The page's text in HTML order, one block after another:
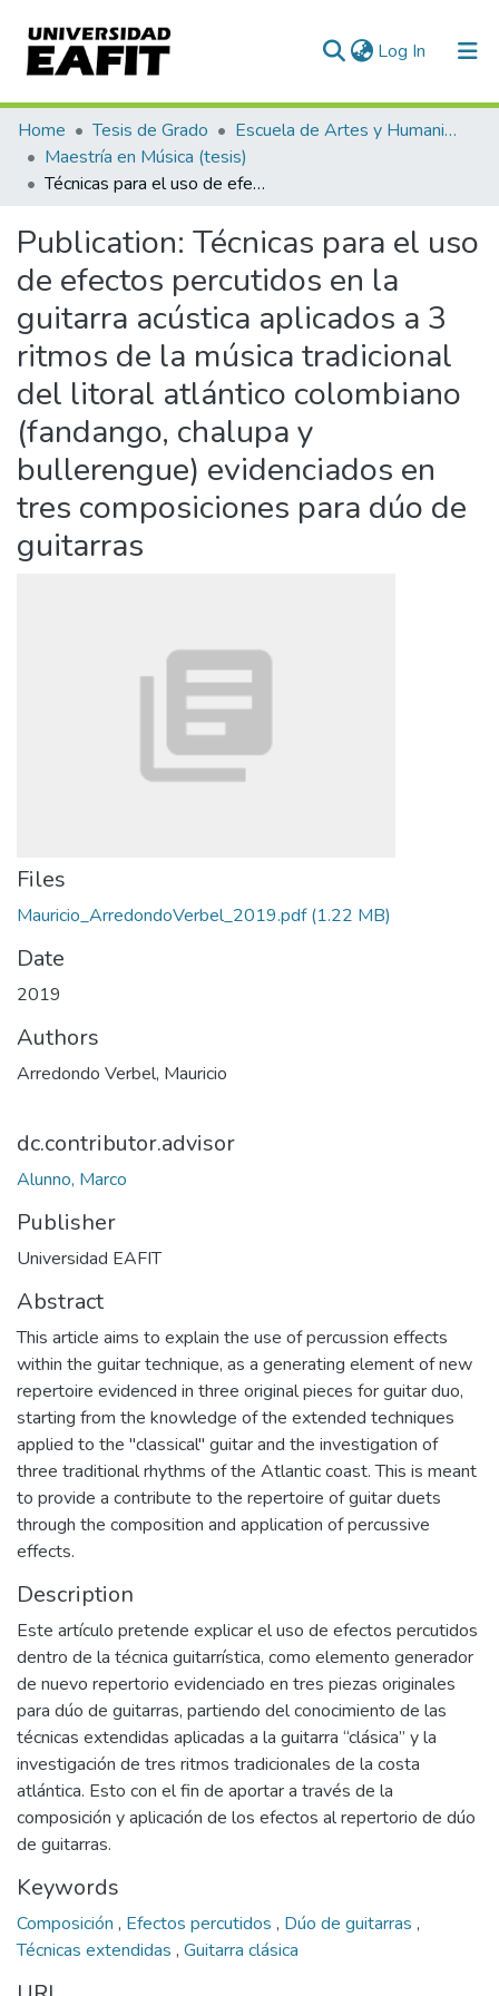
Log In (current)
Communities & Collections
All of DSpace
Home Tesis de Grado
Escuela de Artes y Humanidades
Maestría en Música (tesis)
Técnicas para el uso de efectos percutidos en la guitarra acústica aplicados a 3 ritmos de la música tradicional del litoral atlántico colombiano (fandango, chalupa y bullerengue) evidenciados en tres composiciones para dúo de guitarras
Publication: Técnicas para el uso
de efectos percutidos en la
guitarra acústica aplicados a 3
ritmos de la música tradicional
del litoral atlántico colombiano
(fandango, chalupa y
bullerengue) evidenciados en
tres composiciones para dúo de
guitarras
Files
Mauricio_ArredondoVerbel_2019.pdf(1.22 MB)
Date
2019
Authors
Arredondo Verbel, Mauricio
dc.contributor.advisor
Alunno, Marco
Publisher
Universidad EAFIT
Abstract
This article aims to explain the use of percussion effects
within the guitar technique, as a generating element of new
repertoire evidenced in three original pieces for guitar duo,
starting from the knowledge of the extended techniques
applied to the "classical" guitar and the investigation of
three traditional rhythms of the Atlantic coast. This is meant
to provide a contribute to the repertoire of guitar duets
through the composition and application of percussive
effects.
Description
Este artículo pretende explicar el uso de efectos percutidos
dentro de la técnica guitarrística, como elemento generador
de nuevo repertorio evidenciado en tres piezas originales
para dúo de guitarras, partiendo del conocimiento de las
técnicas extendidas aplicadas a la guitarra “clásica” y la
investigación de tres ritmos tradicionales de la costa
atlántica. Esto con el fin de aportar a través de la
composición y aplicación de los efectos al repertorio de dúo
de guitarras.
Keywords
Composición , Efectos percutidos , Dúo de guitarras ,
Técnicas extendidas , Guitarra clásica